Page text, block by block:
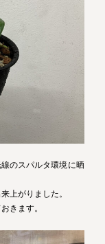
のスパルタ環境に晒
上がりました。
きます。